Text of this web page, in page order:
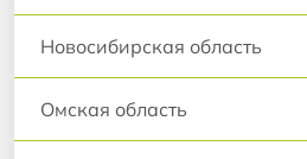
Новосибирская область
Омская область